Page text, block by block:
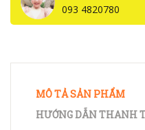
093 4820780
MÔ TẢ SẢN PHẨM
HƯỚNG DẪN THANH